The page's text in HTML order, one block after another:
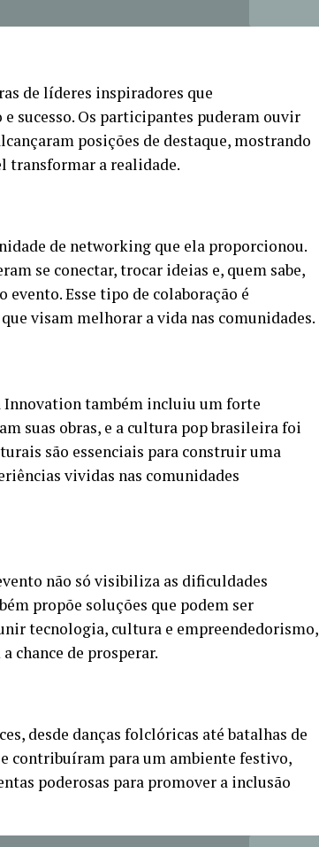
de líderes inspiradores que
sucesso. Os participantes puderam ouvir
posições de destaque, mostrando
transformar a realidade.
de networking que ela proporcionou.
se conectar, trocar ideias e, quem sabe,
evento. Esse tipo de colaboração é
visam melhorar a vida nas comunidades.
Innovation também incluiu um forte
suas obras, e a cultura pop brasileira foi
são essenciais para construir uma
vividas nas comunidades
não só visibiliza as dificuldades
propõe soluções que podem ser
tecnologia, cultura e empreendedorismo,
chance de prosperar.
desde danças folclóricas até batalhas de
contribuíram para um ambiente festivo,
poderosas para promover a inclusão